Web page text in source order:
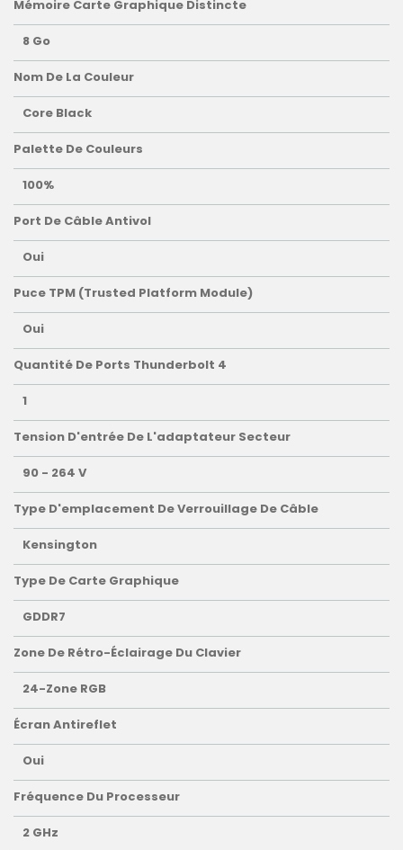
Mémoire Carte Graphique Distincte
8 Go
Nom De La Couleur
Core Black
Palette De Couleurs
100%
Port De Câble Antivol
Oui
Puce TPM (Trusted Platform Module)
Oui
Quantité De Ports Thunderbolt 4
1
Tension D'entrée De L'adaptateur Secteur
90 - 264 V
Type D'emplacement De Verrouillage De Câble
Kensington
Type De Carte Graphique
GDDR7
Zone De Rétro-Éclairage Du Clavier
24-Zone RGB
Écran Antireflet
Oui
Fréquence Du Processeur
2 GHz